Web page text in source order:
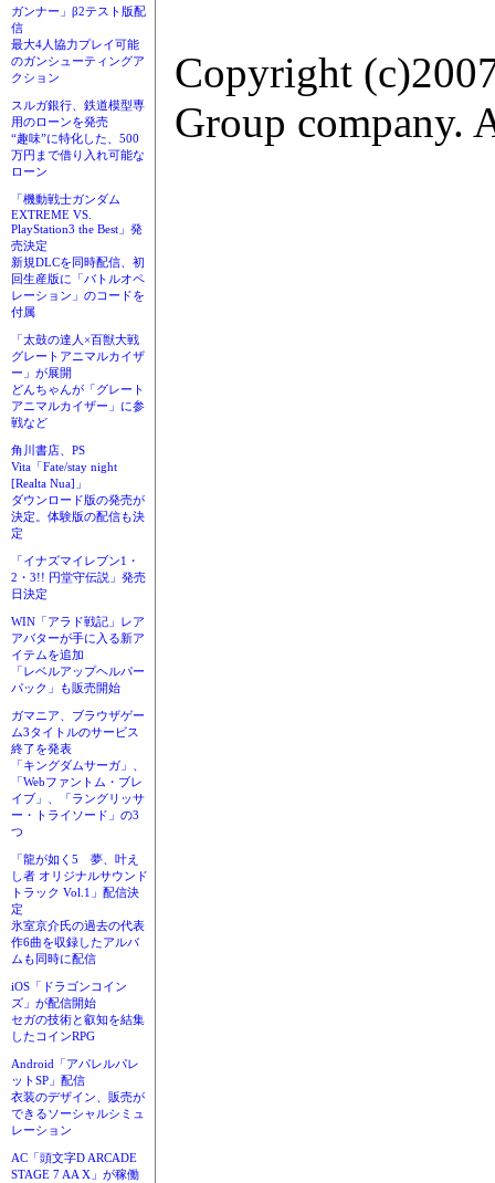
ガンナー」β2テスト版配
信
最大4人協力プレイ可能
のガンシューティングア
クション
スルガ銀行、鉄道模型専
用のローンを発売
“趣味”に特化した、500
万円まで借り入れ可能な
ローン
「機動戦士ガンダム
EXTREME VS.
PlayStation3 the Best」発
売決定
新規DLCを同時配信、初
回生産版に「バトルオペ
レーション」のコードを
付属
「太鼓の達人×百獣大戦
グレートアニマルカイザ
ー」が展開
どんちゃんが「グレート
アニマルカイザー」に参
戦など
角川書店、PS
Vita「Fate/stay night
[Realta Nua]」
ダウンロード版の発売が
決定。体験版の配信も決
定
「イナズマイレブン1・
2・3!! 円堂守伝説」発売
日決定
WIN「アラド戦記」レア
アバターが手に入る新ア
イテムを追加
「レベルアップヘルパー
パック」も販売開始
ガマニア、ブラウザゲー
ム3タイトルのサービス
終了を発表
「キングダムサーガ」、
「Webファントム・ブレ
イブ」、「ラングリッサ
ー・トライソード」の3
つ
「龍が如く5 夢、叶え
し者 オリジナルサウンド
トラック Vol.1」配信決
定
氷室京介氏の過去の代表
作6曲を収録したアルバ
ムも同時に配信
iOS「ドラゴンコイン
ズ」が配信開始
セガの技術と叡知を結集
したコインRPG
Android「アパレルパレ
ットSP」配信
衣装のデザイン、販売が
できるソーシャルシミュ
レーション
AC「頭文字D ARCADE
STAGE 7 AA X」が稼働
Copyright
Group company.